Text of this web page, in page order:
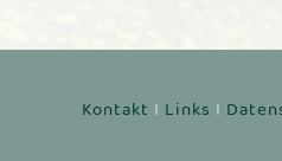
Kontakt I Links I